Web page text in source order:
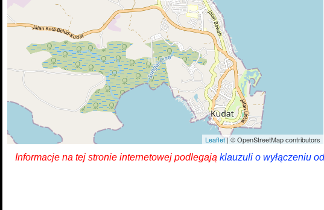
Leaflet| © OpenStreetMap contributors
Informacje na tej stronie internetowej podlegają klauzuli o wyłączeniu